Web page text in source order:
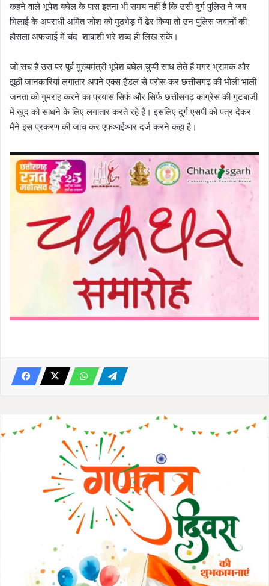
कहने वाले भूपेश बघेल के पास इतना भी समय नहीं है कि उसी दुर्ग पुलिस ने जब
भिलाई के अपराधी अमित जोश को मुठभेड़ में ढेर किया तो उन पुलिस जवानों की
हौसला अफजाई में चंद शाबाशी भरे शब्द ही लिख सकें।
जो सच है उस पर पूर्व मुख्यमंत्री भूपेश बघेल चुप्पी साध लेते हैं मगर भ्रामक और
झूठी जानकारियां लगातार अपने एक्स हैंडल से परोस कर छत्तीसगढ़ की भोली भाली
जनता को गुमराह करने का प्रयास सिर्फ और सिर्फ छत्तीसगढ़ कांग्रेस की गुटबाजी
में खुद को साधने के लिए लगातार करते रहे हैं। इसलिए दुर्ग एसपी को पत्र देकर
मैंने इस प्रकरण की जांच कर एफआईआर दर्ज करने कहा है।